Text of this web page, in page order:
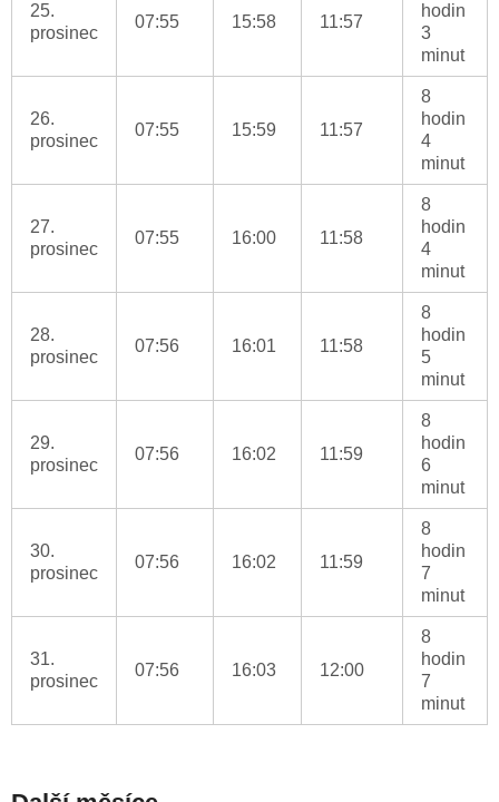
25.
prosinec
07:55 15:58 11:57
hodin
3
minut
26.
prosinec
07:55 15:59 11:57
8
hodin
4
minut
27.
prosinec
07:55 16:00 11:58
8
hodin
4
minut
28.
prosinec
07:56 16:01 11:58
8
hodin
5
minut
29.
prosinec
07:56 16:02 11:59
8
hodin
6
minut
30.
prosinec
07:56 16:02 11:59
8
hodin
7
minut
31.
prosinec
07:56 16:03 12:00
8
hodin
7
minut